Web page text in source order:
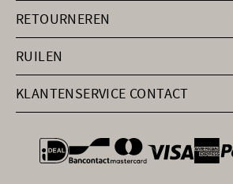
RETOURNEREN
RUILEN
KLANTENSERVICE CONTACT
general.paymentOptions